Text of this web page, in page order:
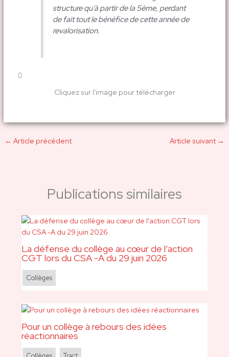
structure qu’à partir de la 5ème, perdant
de fait tout le bénéfice de cette année de
revalorisation.
Cliquez sur l'image pour télécharger
← Article précédent Article suivant →
Publications similaires
La défense du collège au cœur de l’action
CGT lors du CSA -A du 29 juin 2026
Collèges
Pour un collège à rebours des idées
réactionnaires